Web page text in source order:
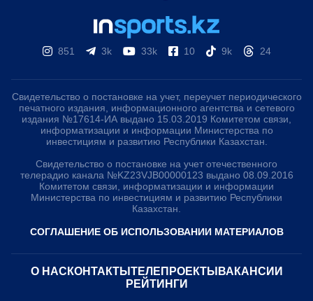
851 3k 33k 10 9k 24
Свидетельство о постановке на учет, переучет периодического
печатного издания, информационного агентства и сетевого
издания №17614-ИА выдано 15.03.2019 Комитетом связи,
информатизации и информации Министерства по
инвестициям и развитию Республики Казахстан.
Свидетельство о постановке на учет отечественного
телерадио канала №KZ23VJB00000123 выдано 08.09.2016
Комитетом связи, информатизации и информации
Министерства по инвестициям и развитию Республики
Казахстан.
СОГЛАШЕНИЕ ОБ ИСПОЛЬЗОВАНИИ МАТЕРИАЛОВ
О НАС КОНТАКТЫ ТЕЛЕПРОЕКТЫ ВАКАНСИИ
РЕЙТИНГИ